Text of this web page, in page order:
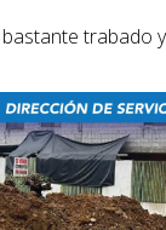
trabado